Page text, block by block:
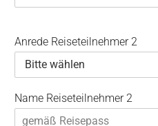
Anrede Reiseteilnehmer 2
Name Reiseteilnehmer 2